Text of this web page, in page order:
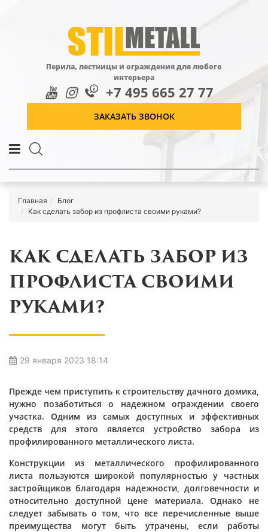
Перила, лестницы и ограждения для любого
интерьера
+7 495 665 27 77
ЗАКАЗАТЬ ЗВОНОК
Главная
Блог
Как сделать забор из профлиста своими руками?
КАК СДЕЛАТЬ ЗАБОР ИЗ
ПРОФЛИСТА СВОИМИ
РУКАМИ?
29 января 2023 18:14
Прежде чем приступить к строительству дачного домика,
нужно позаботиться о надежном ограждении своего
участка. Одним из самых доступных и эффективных
средств для этого является устройство забора из
профилированного металлического листа.
Конструкции из металлического профилированного
листа пользуются широкой популярностью у частных
застройщиков благодаря надежности, долговечности и
относительно доступной цене материала. Однако не
следует забывать о том, что все перечисленные выше
преимущества могут быть утрачены, если работы